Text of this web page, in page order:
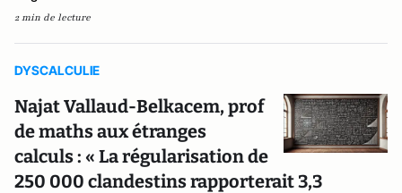
2 min de lecture
DYSCALCULIE
Najat Vallaud-Belkacem, prof
de maths aux étranges
calculs : « La régularisation de
250 000 clandestins rapporterait 3,3